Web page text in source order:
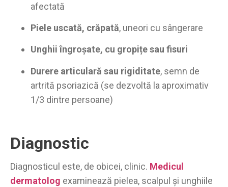
afectată
Piele uscată, crăpată, uneori cu sângerare
Unghii îngroșate, cu gropițe sau fisuri
Durere articulară sau rigiditate, semn de
artrită psoriazică (se dezvoltă la aproximativ
1/3 dintre persoane)
Diagnostic
Diagnosticul este, de obicei, clinic. Medicul
dermatolog examinează pielea, scalpul și unghiile